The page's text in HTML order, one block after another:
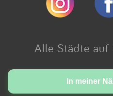
In meiner
Alle Städte
Made with